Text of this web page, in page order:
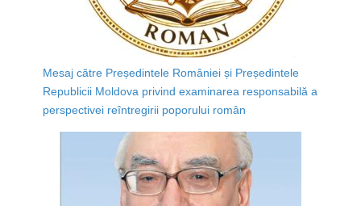
Mesaj către Președintele României și Președintele
Republicii Moldova privind examinarea responsabilă a
perspectivei reîntregirii poporului român